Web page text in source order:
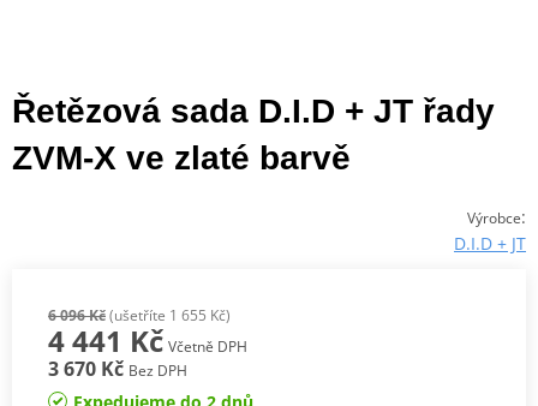
Řetězová sada D.I.D + JT řady
ZVM-X ve zlaté barvě
Výrobce:
D.I.D + JT
6 096 Kč(ušetříte 1 655 Kč)
4 441 Kč Včetně DPH
3 670 Kč Bez DPH